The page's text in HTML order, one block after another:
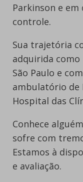
Parkinson e
controle.
Sua trajetória
adquirida
São Paulo e
ambulatório de
Hospital das
Conhece
sofre com
Estamos à
e avaliação.